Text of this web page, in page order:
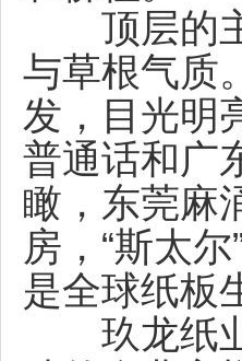
顶层的主
与草根气质
发，目光明
普通话和广
瞰，东莞麻
房，“斯太
是全球纸板
玖龙纸业